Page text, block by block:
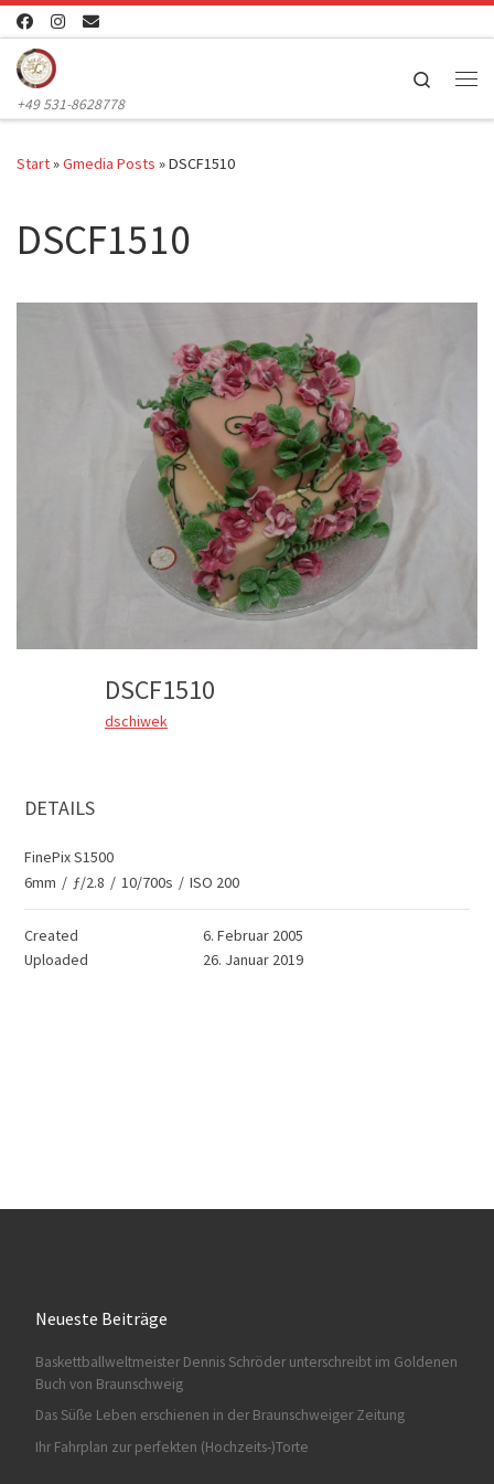
Zum Inhalt springen
+49 531-8628778
Search
Start»Gmedia Posts »DSCF1510
DSCF1510
DSCF1510
dschiwek
DETAILS
FinePix S1500
6mm / ƒ/2.8 / 10/700s / ISO 200
Created
6. Februar 2005
Uploaded
26. Januar 2019
Neueste Beiträge
Baskettballweltmeister Dennis Schröder unterschreibt im Goldenen
Buch von Braunschweig
Das Süße Leben erschienen in der Braunschweiger Zeitung
Ihr Fahrplan zur perfekten (Hochzeits-)Torte